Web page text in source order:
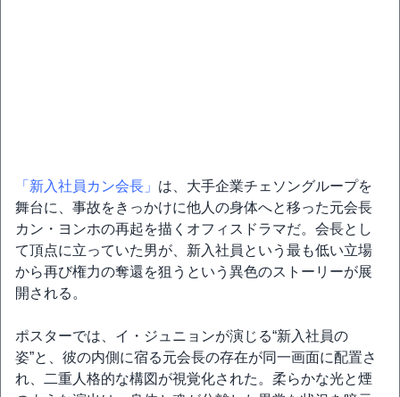
「新入社員カン会長」 は、大手企業チェソングループを
舞台に、事故をきっかけに他人の身体へと移った元会長
カン・ヨンホの再起を描くオフィスドラマだ。会長とし
て頂点に立っていた男が、新入社員という最も低い立場
から再び権力の奪還を狙うという異色のストーリーが展
開される。
ポスターでは、イ・ジュニョンが演じる“新入社員の
姿”と、彼の内側に宿る元会長の存在が同一画面に配置さ
れ、二重人格的な構図が視覚化された。柔らかな光と煙